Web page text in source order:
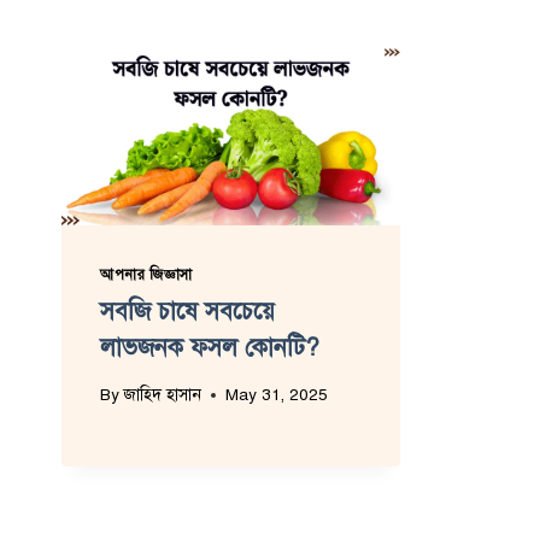
আপনার জিজ্ঞাসা
সবজি চাষে সবচেয়ে
লাভজনক ফসল কোনটি?
Byজাহিদ হাসান May 31, 2025